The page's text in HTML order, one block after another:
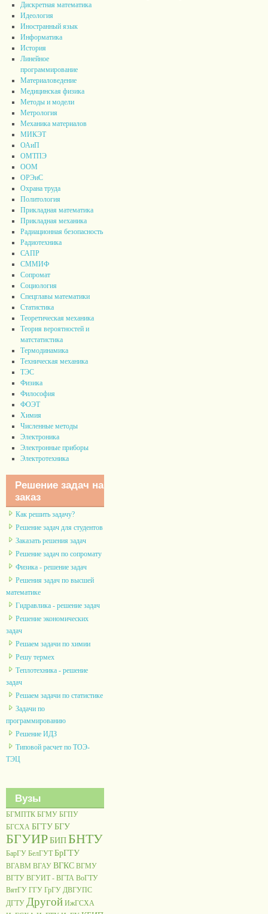
Дискретная математика
Идеология
Иностранный язык
Информатика
История
Линейное
программирование
Материаловедение
Медицинская физика
Методы и модели
Метрология
Механика материалов
МИКЭТ
ОАиП
ОМТПЭ
ООМ
ОРЭиС
Охрана труда
Политология
Прикладная математика
Прикладная механика
Радиационная безопасность
Радиотехника
САПР
СММИФ
Сопромат
Социология
Спецглавы математики
Статистика
Теоретическая механика
Теория вероятностей и
матстатистика
Термодинамика
Техническая механика
ТЭС
Физика
Философия
ФОЭТ
Химия
Численные методы
Электроника
Электронные приборы
Электротехника
Решение задач на
заказ
Как решить задачу?
Решение задач для студентов
Заказать решения задач
Решение задач по сопромату
Физика - решение задач
Решения задач по высшей
математике
Гидравлика - решение задач
Решение экономических
задач
Решаем задачи по химии
Решу термех
Теплотехника - решение
задач
Решаем задачи по статистике
Задачи по
программированию
Решение ИДЗ
Типовой расчет по ТОЭ-
ТЭЦ
Вузы
БГМПТК БГМУ БГПУ
БГСХА БГТУБГУ
БГУИРБИПБНТУ
БарГУ БелГУТ БрГТУ
ВГАВМ ВГАУ ВГКС ВГМУ
ВГТУ ВГУИТ - ВГТА ВоГТУ
ВятГУ ГГУ ГрГУ ДВГУПС
ДГТУ Другой ИжГСХА